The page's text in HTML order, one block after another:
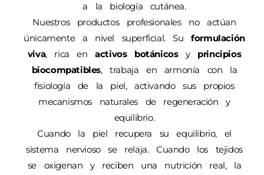
a la biología cutánea.
Nuestros productos profesionales no actúan
únicamente a nivel superficial. Suformulación
viva, rica enactivos botánicosy principios
biocompatibles, trabaja en armonía con la
fisiología de la piel, activando sus propios
mecanismos naturales de regeneración y
equilibrio.
Cuando la piel recupera su equilibrio, el
sistema nervioso se relaja. Cuando los tejidos
se oxigenan y reciben una nutrición real, la